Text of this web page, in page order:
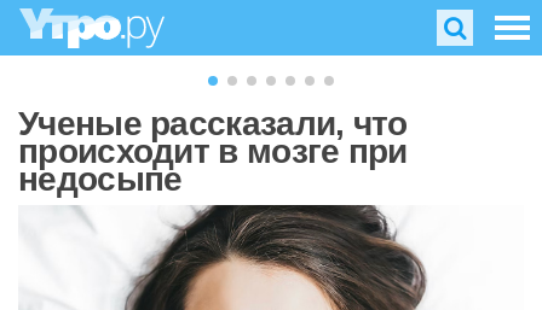
Ученые рассказали, что
происходит в мозге при
недосыпе